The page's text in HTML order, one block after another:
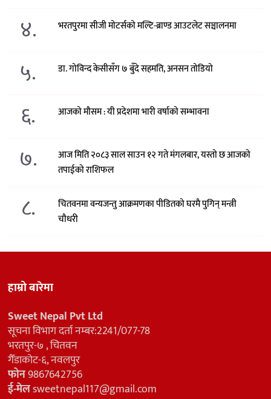
४. भरतपुरमा सीजी मोटर्सको मल्टि-ब्राण्ड आउटलेट सञ्चालनमा
५. डा. गोविन्द केसीसँग ७ बुँदे सहमति, अनसन तोडियो
६. आजको मौसम : यी प्रदेशमा भारी वर्षाको सम्भावना
७.
आज मिति २०८३ साल साउन १२ गते मंगलबार, यस्तो छ आजको
तपाईको राशिफल
८.
चितवनमा वन्यजन्तु आक्रमणका पीडितको घरमै पुगिन् मन्त्री
चौधरी
हाम्रो बारेमा
Sweet Nepal Pvt Ltd
सूचना विभाग दर्ता नम्बर:2241/077-78
भरतपुर-७ , चितवन
गैँडाकोट-६, नवलपुर
फोन9867642756
ई-मेलsweetnepal117@gmail.com